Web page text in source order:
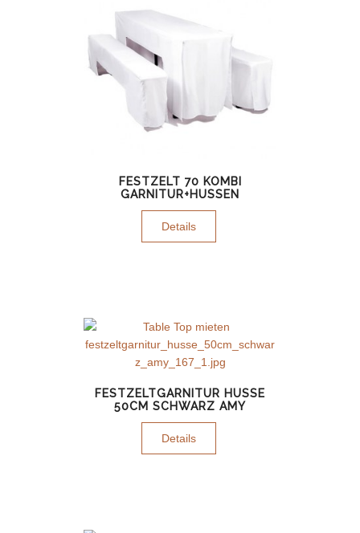
FESTZELT 70 KOMBI
GARNITUR+HUSSEN
Details
FESTZELTGARNITUR HUSSE
50CM SCHWARZ AMY
Details